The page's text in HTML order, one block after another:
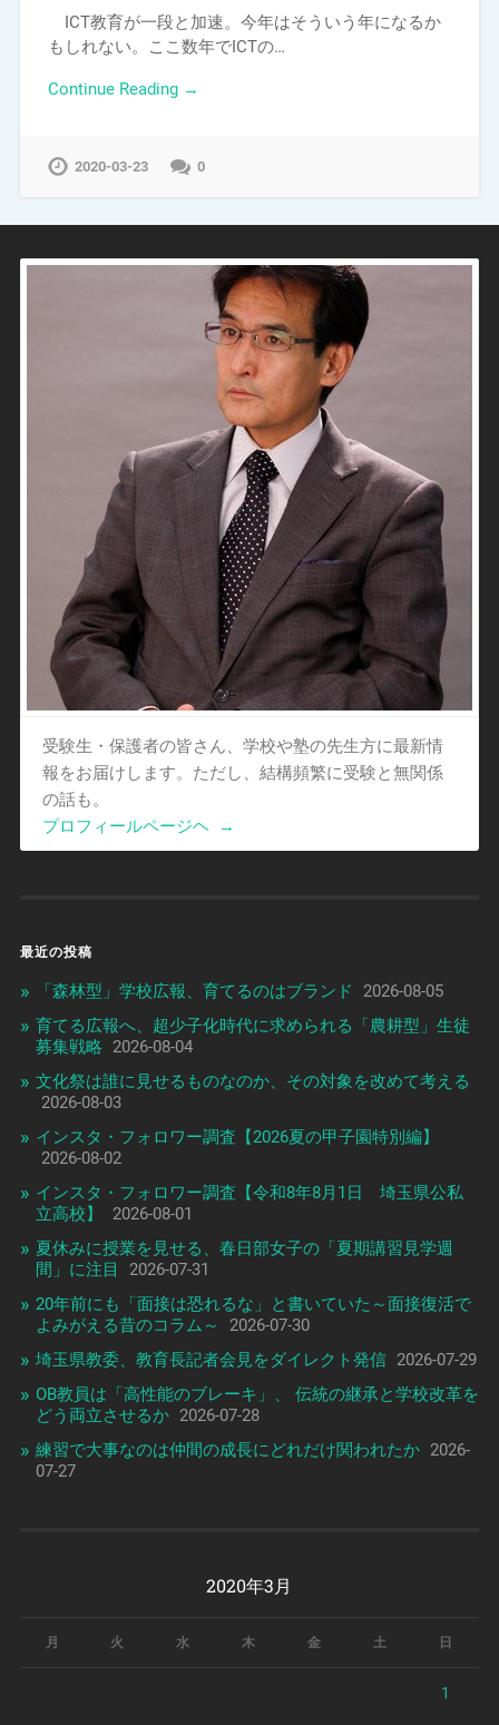
ICT教育が一段と加速。今年はそういう年になるか
もしれない。ここ数年でICTの…
Continue Reading →
2020-03-23 0
受験生・保護者の皆さん、学校や塾の先生方に最新情
報をお届けします。ただし、結構頻繁に受験と無関係
の話も。
プロフィールページヘ
→
最近の投稿
「森林型」学校広報、育てるのはブランド
2026-08-05
育てる広報へ、超少子化時代に求められる「農耕型」生徒
募集戦略
2026-08-04
文化祭は誰に見せるものなのか、その対象を改めて考える
2026-08-03
インスタ・フォロワー調査【2026夏の甲子園特別編】
2026-08-02
インスタ・フォロワー調査【令和8年8月1日 埼玉県公私
立高校】
2026-08-01
夏休みに授業を見せる、春日部女子の「夏期講習見学週
間」に注目
2026-07-31
20年前にも「面接は恐れるな」と書いていた～面接復活で
よみがえる昔のコラム～
2026-07-30
埼玉県教委、教育長記者会見をダイレクト発信 2026-07-29
OB教員は「高性能のブレーキ」、 伝統の継承と学校改革を
どう両立させるか 2026-07-28
練習で大事なのは仲間の成長にどれだけ関われたか 2026-
07-27
2020年3月
月 火 水 木 金 土 日
1